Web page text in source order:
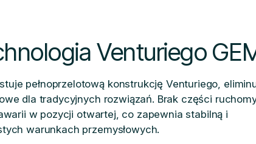
Venturiego
pełnoprzelotową konstrukcję Venturiego,
dla tradycyjnych rozwiązań. Brak części
w pozycji otwartej, co zapewnia stabilną i
warunkach przemysłowych.